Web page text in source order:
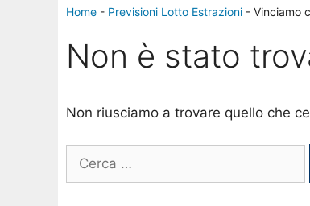
Home - Previsioni Lotto Estrazioni - Vinciamo
Non è stato
Non riusciamo a trovare quello che
per: